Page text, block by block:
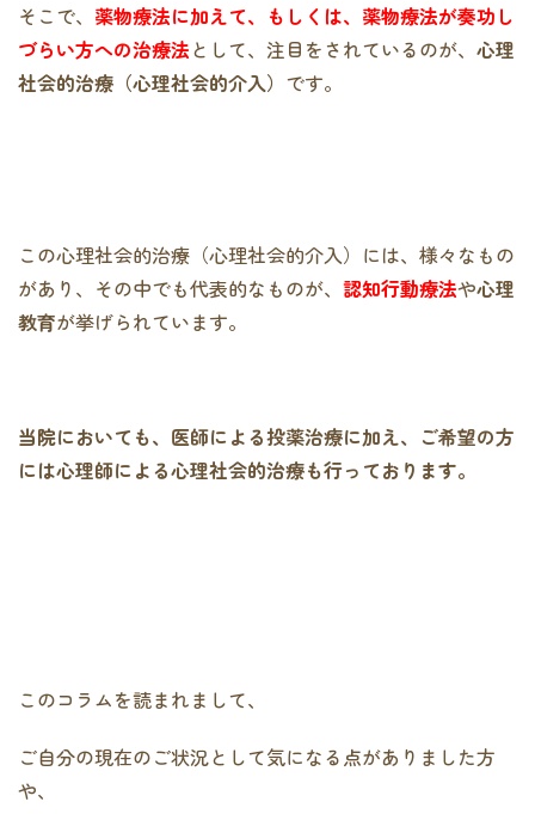
そこで、 薬物療法に加えて、 もしくは、薬物療法が奏功し
づらい方への治療法として、注目をされているのが、 心理
社会的治療（心理社会的介入） です。
この心理社会的治療（心理社会的介入）には、様々なもの
があり、その中でも代表的なものが、 認知行動療法や心理
教育が挙げられています。
当院においても、医師による投薬治療に加え、 ご希望の方
には心理師による心理社会的治療も行っております。
このコラムを読まれまして、
ご自分の現在のご状況として気になる点がありました方
や、